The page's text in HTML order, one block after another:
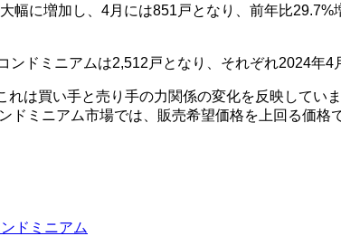
幅に増加し、4月には851戸となり、前年比
ドミニアムは2,512戸となり、それぞれ2024年4
は買い手と売り手の力関係の変化を反映してい
ミニアム市場では、販売希望価格を上回る価
ドミニアム